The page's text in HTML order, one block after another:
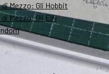
Mezzo: Gli Hobbit
Mezzo: Gli Elfi